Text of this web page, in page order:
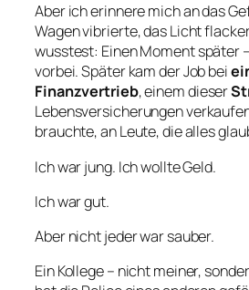
Aber ich erinnere mich an das
Wagen vibrierte, das Licht
wusstest: Einen Moment später
vorbei. Später kam der Job bei
Finanzvertrieb, einem dieser
Lebensversicherungen
brauchte, an Leute, die alles
Ich war jung. Ich wollte Geld.
Ich war gut.
Aber nicht jeder war sauber.
Ein Kollege – nicht meiner,